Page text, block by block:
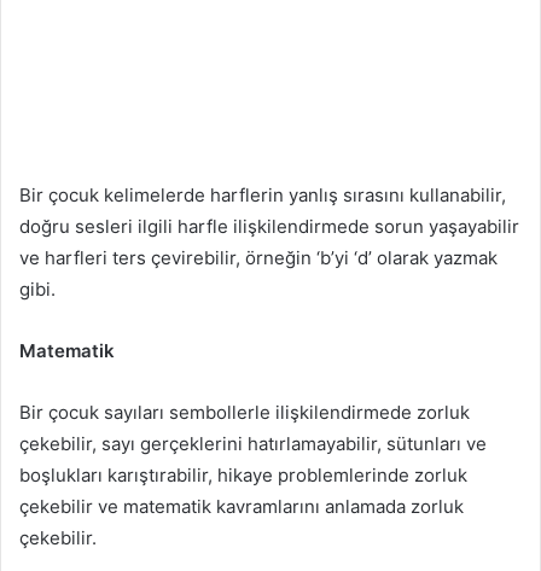
Bir çocuk kelimelerde harflerin yanlış sırasını kullanabilir,
doğru sesleri ilgili harfle ilişkilendirmede sorun yaşayabilir
ve harfleri ters çevirebilir, örneğin ‘b’yi ‘d’ olarak yazmak
gibi.
Matematik
Bir çocuk sayıları sembollerle ilişkilendirmede zorluk
çekebilir, sayı gerçeklerini hatırlamayabilir, sütunları ve
boşlukları karıştırabilir, hikaye problemlerinde zorluk
çekebilir ve matematik kavramlarını anlamada zorluk
çekebilir.